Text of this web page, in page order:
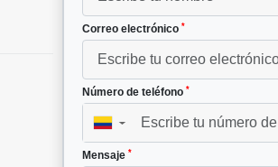
Correo electrónico *
Número de teléfono *
▼
Mensaje *